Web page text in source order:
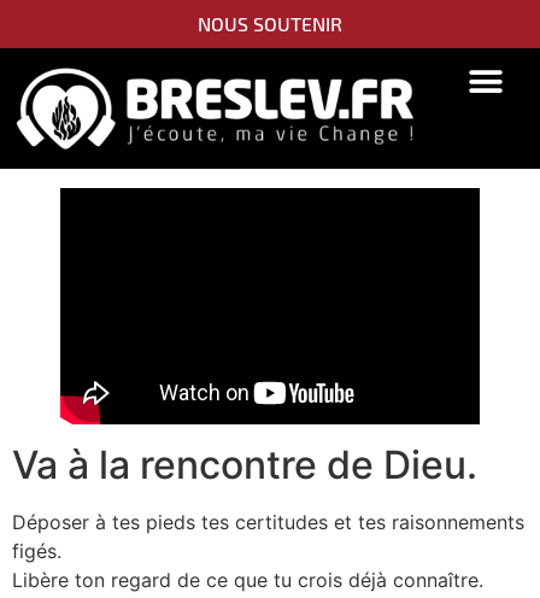
NOUS SOUTENIR
Va à la rencontre de Dieu.
Déposer à tes pieds tes certitudes et tes raisonnements
figés.
Libère ton regard de ce que tu crois déjà connaître.